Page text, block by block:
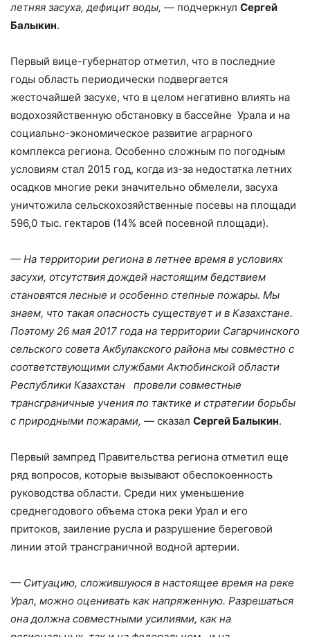
летняя засуха, дефицит воды, — подчеркнул Сергей
Балыкин.
Первый вице-губернатор отметил, что в последние
годы область периодически подвергается
жесточайшей засухе, что в целом негативно влиять на
водохозяйственную обстановку в бассейне Урала и на
социально-экономическое развитие аграрного
комплекса региона. Особенно сложным по погодным
условиям стал 2015 год, когда из-за недостатка летних
осадков многие реки значительно обмелели, засуха
уничтожила сельскохозяйственные посевы на площади
596,0 тыс. гектаров (14% всей посевной площади).
— На территории региона в летнее время в условиях
засухи, отсутствия дождей настоящим бедствием
становятся лесные и особенно степные пожары. Мы
знаем, что такая опасность существует и в Казахстане.
Поэтому 26 мая 2017 года на территории Сагарчинского
сельского совета Акбулакского района мы совместно с
соответствующими службами Актюбинской области
Республики Казахстан провели совместные
трансграничные учения по тактике и стратегии борьбы
с природными пожарами, — сказал Сергей Балыкин.
Первый зампред Правительства региона отметил еще
ряд вопросов, которые вызывают обеспокоенность
руководства области. Среди них уменьшение
среднегодового объема стока реки Урал и его
притоков, заиление русла и разрушение береговой
линии этой трансграничной водной артерии.
— Ситуацию, сложившуюся в настоящее время на реке
Урал, можно оценивать как напряженную. Разрешаться
она должна совместными усилиями, как на